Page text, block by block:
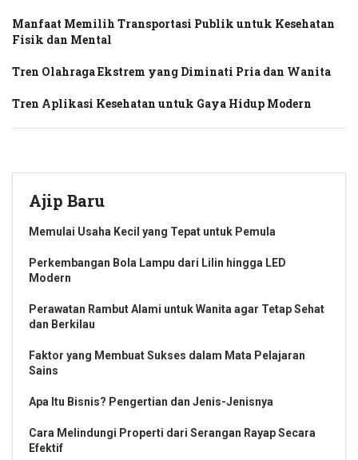
Manfaat Memilih Transportasi Publik untuk Kesehatan
Fisik dan Mental
Tren Olahraga Ekstrem yang Diminati Pria dan Wanita
Tren Aplikasi Kesehatan untuk Gaya Hidup Modern
Ajip Baru
Memulai Usaha Kecil yang Tepat untuk Pemula
Perkembangan Bola Lampu dari Lilin hingga LED
Modern
Perawatan Rambut Alami untuk Wanita agar Tetap Sehat
dan Berkilau
Faktor yang Membuat Sukses dalam Mata Pelajaran
Sains
Apa Itu Bisnis? Pengertian dan Jenis-Jenisnya
Cara Melindungi Properti dari Serangan Rayap Secara
Efektif